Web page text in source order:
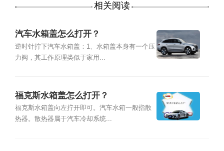
相关阅读
汽车水箱盖怎么打开？
逆时针拧下汽车水箱盖：1、水箱盖本身有一个压
力阀，其工作原理类似于家用...
福克斯水箱盖怎么打开？
福克斯水箱盖向左拧开即可。汽车水箱一般指散
热器。散热器属于汽车冷却系统...